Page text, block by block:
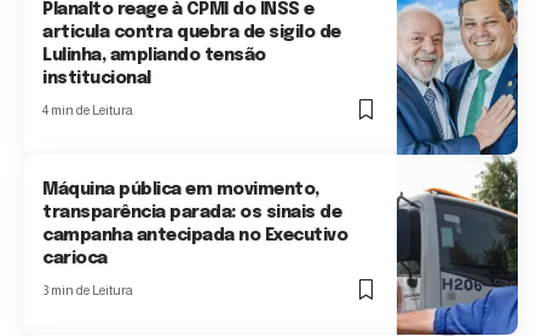
Planalto reage à CPMI do INSS e
articula contra quebra de sigilo de
Lulinha, ampliando tensão
institucional
4 min de Leitura
Máquina pública em movimento,
transparência parada: os sinais de
campanha antecipada no Executivo
carioca
3 min de Leitura